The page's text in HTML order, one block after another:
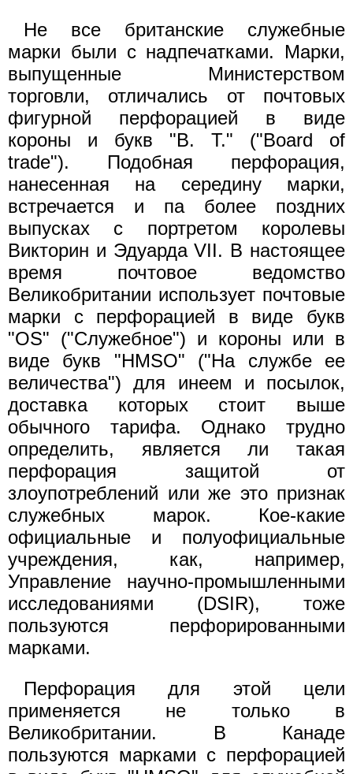
Не все британские служебные
марки были с надпечатками. Марки,
выпущенные Министерством
торговли, отличались от почтовых
фигурной перфорацией в виде
короны и букв "В. Т." ("Board of
trade"). Подобная перфорация,
нанесенная на середину марки,
встречается и па более поздних
выпусках с портретом королевы
Викторин и Эдуарда VII. В настоящее
время почтовое ведомство
Великобритании использует почтовые
марки с перфорацией в виде букв
"OS" ("Служебное") и короны или в
виде букв "HMSO" ("На службе ее
величества") для инеем и посылок,
доставка которых стоит выше
обычного тарифа. Однако трудно
определить, является ли такая
перфорация защитой от
злоупотреблений или же это признак
служебных марок. Кое-какие
официальные и полуофициальные
учреждения, как, например,
Управление научно-промышленными
исследованиями (DSIR), тоже
пользуются перфорированными
марками.
Перфорация для этой цели
применяется не только в
Великобритании. В Канаде
пользуются марками с перфорацией